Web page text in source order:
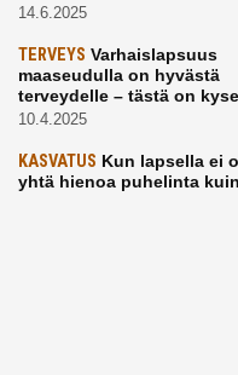
14.6.2025
TERVEYS Varhaislapsuus
maaseudulla on hyvästä
terveydelle – tästä on kyse
10.4.2025
KASVATUS Kun lapsella ei
yhtä hienoa puhelinta kuin